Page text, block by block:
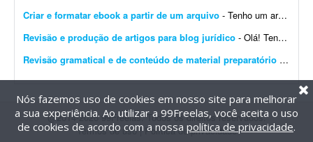
Criar e formatar ebook a partir de um arquivo - Tenho um arquivo para transformar em ebook. O objetivo será revisar a língua portuguesa, editar e formatar o conteúdo e gerar um ebook pronto para qualquer plataforma, incluin...
Revisão e produção de artigos para blog jurídico - Olá! Tenho um blog antigo e gostaria de contratar um profissional para realizar dois serviços. 1. Revisão e atualização de 25 artigos existentes Tenho artigos ...
Revisão gramatical e de conteúdo de material preparatório para o ENEM
@2014-2026 99Freelas. Todos os direitos reservados.
Termos de uso| Política de privacidade
Nós fazemos uso de cookies em nosso site para melhorar
a sua experiência. Ao utilizar a 99Freelas, você aceita o uso
de cookies de acordo com a nossa política de privacidade.